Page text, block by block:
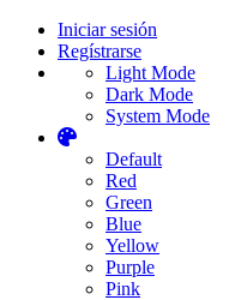
Iniciar sesión
Regístrarse
Light Mode
Dark Mode
System Mode
Default
Red
Green
Blue
Yellow
Purple
Pink